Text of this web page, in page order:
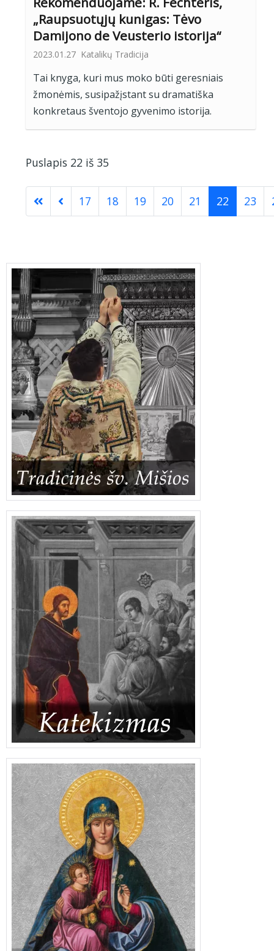
„Raupsuotųjų kunigas: Tėvo
Damijono de Veusterio istorija“
2023.01.27 Katalikų Tradicija
Tai knyga, kuri mus moko būti geresniais
žmonėmis, susipažįstant su dramatiška
konkretaus šventojo gyvenimo istorija.
Puslapis 22 iš 35
17 18 19 20 21 22 23